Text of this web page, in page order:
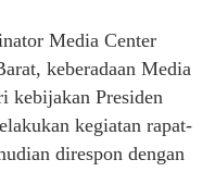
Media Center
keberadaan Media
kebijakan Presiden
kegiatan rapat-
direspon dengan